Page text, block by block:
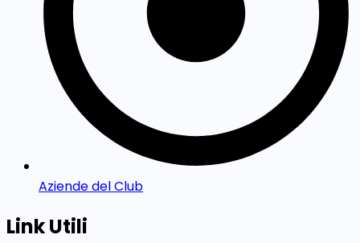
Aziende del Club
Link Utili